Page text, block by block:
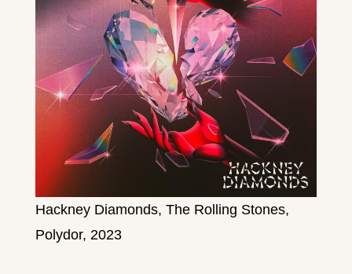
Hackney Diamonds, The Rolling Stones,
Polydor, 2023